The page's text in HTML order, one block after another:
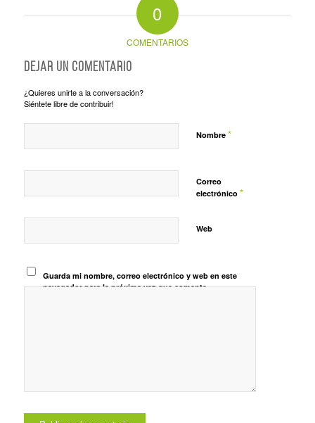
0
COMENTARIOS
Dejar un comentario
¿Quieres unirte a la conversación?
Siéntete libre de contribuir!
Nombre *
Correo
electrónico *
Web
Guarda mi nombre, correo electrónico y web en este
navegador para la próxima vez que comente.